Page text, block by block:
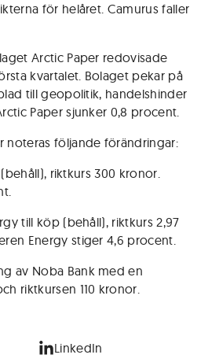
för helåret. Camurus faller
Arctic Paper redovisade
kvartalet. Bolaget pekar på
till geopolitik, handelshinder
Paper sjunker 0,8 procent.
noteras följande förändringar:
riktkurs 300 kronor.
till köp (behåll), riktkurs 2,97
Energy stiger 4,6 procent.
av Noba Bank med en
riktkursen 110 kronor.
LinkedIn